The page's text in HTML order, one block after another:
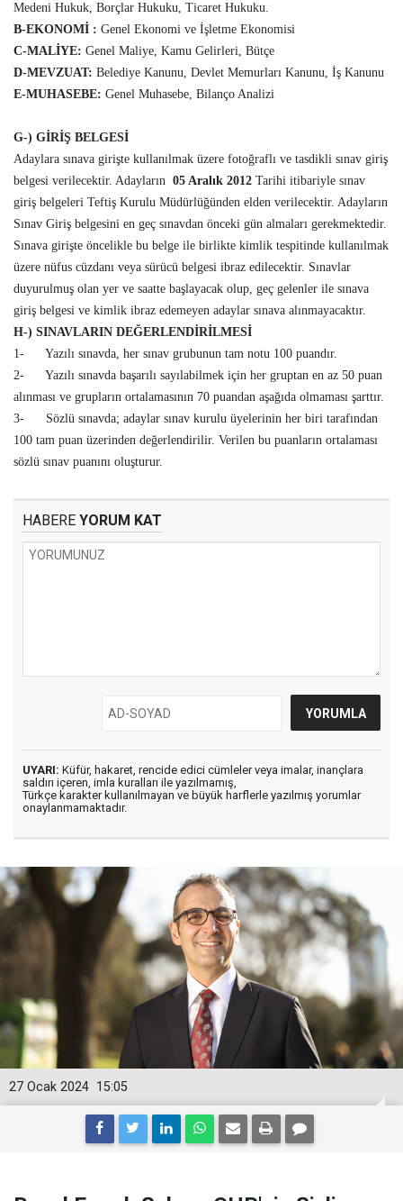
Medeni Hukuk, Borçlar Hukuku, Ticaret Hukuku.
B-EKONOMİ : Genel Ekonomi ve İşletme Ekonomisi
C-MALİYE: Genel Maliye, Kamu Gelirleri, Bütçe
D-MEVZUAT: Belediye Kanunu, Devlet Memurları Kanunu, İş Kanunu
E-MUHASEBE: Genel Muhasebe, Bilanço Analizi
G-) GİRİŞ BELGESİ
Adaylara sınava girişte kullanılmak üzere fotoğraflı ve tasdikli sınav giriş
belgesi verilecektir. Adayların 05 Aralık 2012 Tarihi itibariyle sınav
giriş belgeleri Teftiş Kurulu Müdürlüğünden elden verilecektir. Adayların
Sınav Giriş belgesini en geç sınavdan önceki gün almaları gerekmektedir.
Sınava girişte öncelikle bu belge ile birlikte kimlik tespitinde kullanılmak
üzere nüfus cüzdanı veya sürücü belgesi ibraz edilecektir. Sınavlar
duyurulmuş olan yer ve saatte başlayacak olup, geç gelenler ile sınava
giriş belgesi ve kimlik ibraz edemeyen adaylar sınava alınmayacaktır.
H-) SINAVLARIN DEĞERLENDİRİLMESİ
1- Yazılı sınavda, her sınav grubunun tam notu 100 puandır.
2- Yazılı sınavda başarılı sayılabilmek için her gruptan en az 50 puan
alınması ve grupların ortalamasının 70 puandan aşağıda olmaması şarttır.
3- Sözlü sınavda; adaylar sınav kurulu üyelerinin her biri tarafından
100 tam puan üzerinden değerlendirilir. Verilen bu puanların ortalaması
sözlü sınav puanını oluşturur.
HABERE YORUM KAT
UYARI: Küfür, hakaret, rencide edici cümleler veya imalar, inançlara
saldırı içeren, imla kuralları ile yazılmamış,
Türkçe karakter kullanılmayan ve büyük harflerle yazılmış yorumlar
onaylanmamaktadır.
15:05
27 Ocak 2024